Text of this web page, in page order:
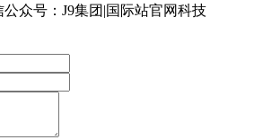
公众号：J9集团|国际站官网科技